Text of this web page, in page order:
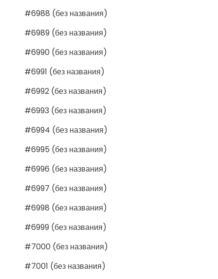
#6988 (без названия)
#6989 (без названия)
#6990 (без названия)
#6991 (без названия)
#6992 (без названия)
#6993 (без названия)
#6994 (без названия)
#6995 (без названия)
#6996 (без названия)
#6997 (без названия)
#6998 (без названия)
#6999 (без названия)
#7000 (без названия)
#7001 (без названия)